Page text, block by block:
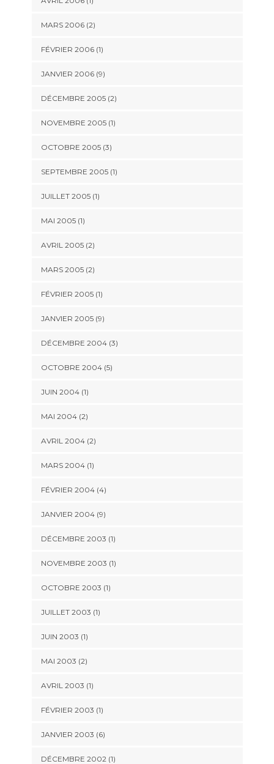
MARS 2006 (2)
FÉVRIER 2006 (1)
JANVIER 2006 (9)
DÉCEMBRE 2005 (2)
NOVEMBRE 2005 (1)
OCTOBRE 2005 (3)
SEPTEMBRE 2005 (1)
JUILLET 2005 (1)
MAI 2005 (1)
AVRIL 2005 (2)
MARS 2005 (2)
FÉVRIER 2005 (1)
JANVIER 2005 (9)
DÉCEMBRE 2004 (3)
OCTOBRE 2004 (5)
JUIN 2004 (1)
MAI 2004 (2)
AVRIL 2004 (2)
MARS 2004 (1)
FÉVRIER 2004 (4)
JANVIER 2004 (9)
DÉCEMBRE 2003 (1)
NOVEMBRE 2003 (1)
OCTOBRE 2003 (1)
JUILLET 2003 (1)
JUIN 2003 (1)
MAI 2003 (2)
AVRIL 2003 (1)
FÉVRIER 2003 (1)
JANVIER 2003 (6)
DÉCEMBRE 2002 (1)